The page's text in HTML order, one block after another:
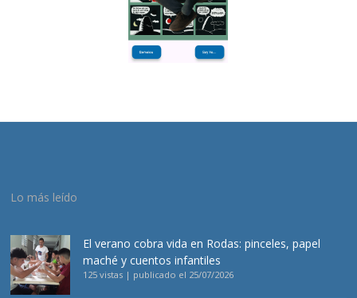
Lo más leído
El verano cobra vida en Rodas: pinceles, papel
maché y cuentos infantiles
125 vistas | publicado el 25/07/2026